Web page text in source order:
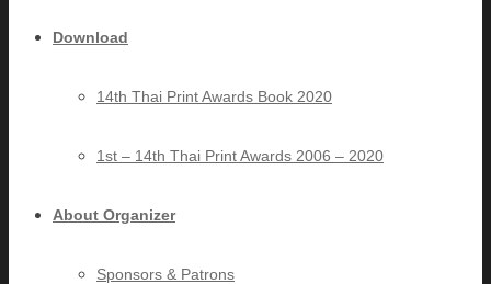
Download
14th Thai Print Awards Book 2020
1st – 14th Thai Print Awards 2006 – 2020
About Organizer
Sponsors & Patrons